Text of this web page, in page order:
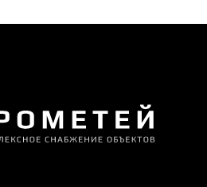
данных